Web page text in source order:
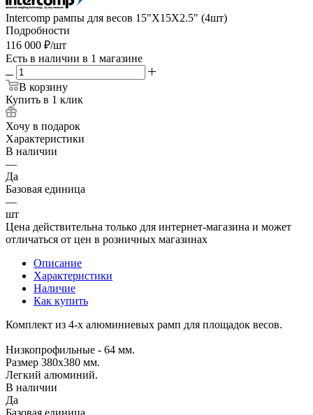
Intercomp рампы для весов 15"X15X2.5" (4шт)
Подробности
116 000 ₽/шт
Есть в наличии в 1 магазине
В корзину
Купить в 1 клик
Хочу в подарок
Характеристики
В наличии
—
Да
Базовая единица
—
шт
Цена действительна только для интернет-магазина и может
отличаться от цен в розничных магазинах
Описание
Характеристики
Наличие
Как купить
Комплект из 4-х алюминиевых рамп для площадок весов.
Низкопрофильные - 64 мм.
Размер 380х380 мм.
Легкий алюминий.
В наличии
Да
Базовая единица